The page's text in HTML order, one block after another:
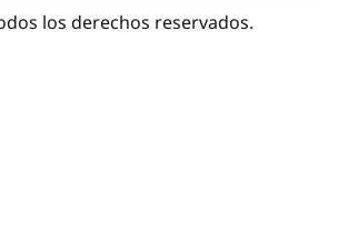
los derechos reservados.